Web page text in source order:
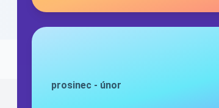
prosinec - únor